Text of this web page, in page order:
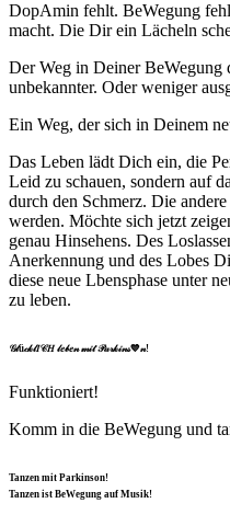
DopAmin fehlt. BeWegung
macht. Die Dir ein Lächeln
Der Weg in Deiner BeWegung
unbekannter. Oder weniger
Ein Weg, der sich in Deinem
Das Leben lädt Dich ein, die
Leid zu schauen, sondern auf
durch den Schmerz. Die
werden. Möchte sich jetzt
genau Hinsehens. Des
Anerkennung und des Lobes
diese neue Lbensphase unter
zu leben.
𝒢𝓁ü𝒸𝓀𝓁𝐼𝒞𝐻 𝓁𝑒𝒷𝑒𝓃 𝓂𝒾𝓉 𝒫𝒶𝓇𝓀𝒾𝓃𝓈💙𝓃!
Funktioniert!
Komm in die BeWegung und
Tanzen mit Parkinson!
Tanzen ist BeWegung auf Musik!